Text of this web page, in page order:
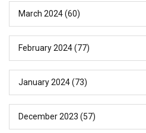
March 2024(60)
February 2024(77)
January 2024(73)
December 2023 (57)